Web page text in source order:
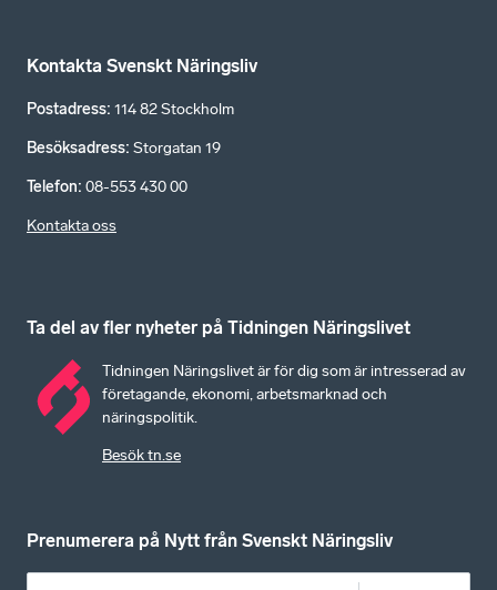
Kontakta Svenskt Näringsliv
Postadress: 114 82 Stockholm
Besöksadress: Storgatan 19
Telefon: 08-553 430 00
Kontakta oss
Ta del av fler nyheter på Tidningen Näringslivet
Tidningen Näringslivet är för dig som är intresserad av
företagande, ekonomi, arbetsmarknad och
näringspolitik.
Besök tn.se
Prenumerera på Nytt från Svenskt Näringsliv